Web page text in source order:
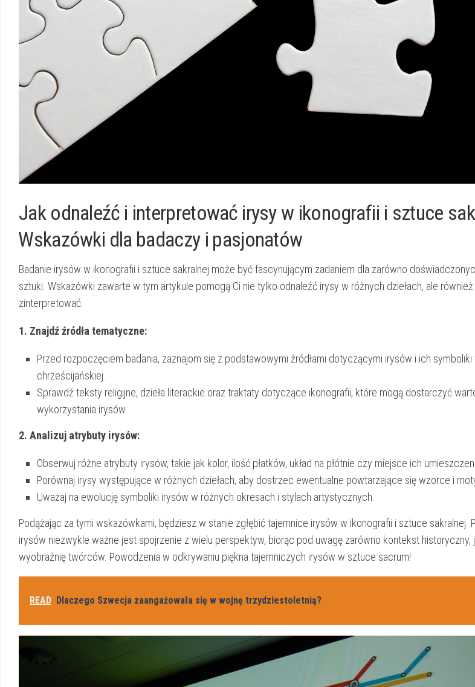
Jak odnaleźć⁤ i interpretować ⁤irysy w ikonografii i​ sztuce
⁢Wskazówki⁣ dla⁢ badaczy i ⁤pasjonatów
Badanie irysów w ikonografii i sztuce‌ sakralnej może ‌być fascynującym ⁢zadaniem⁣ dla zarówno
sztuki. Wskazówki‍ zawarte ⁣w tym artykule pomogą Ci nie tylko odnaleźć irysy‍ w różnych dziełach, ale⁤
zinterpretować.
1. Znajdź źródła tematyczne:
Przed rozpoczęciem badania, zaznajom się⁤ z podstawowymi ‌źródłami dotyczącymi irysów i ich symboliki
chrześcijańskiej.
Sprawdź teksty religijne, dzieła literackie oraz traktaty dotyczące ikonografii, które mogą dostarczyć
⁣wykorzystania irysów.
2. Analizuj atrybuty irysów:
Obserwuj różne atrybuty irysów, takie jak⁣ kolor, ⁣ilość ⁤płatków, układ na płótnie czy miejsce‍ ich
Porównaj irysy⁤ występujące w‌ różnych dziełach, aby dostrzec ewentualne powtarzające ​się⁤ wzorce i
Uważaj ​na⁢ ewolucję⁢ symboliki irysów⁣ w różnych okresach i stylach artystycznych.
Podążając za⁤ tymi ‍wskazówkami, będziesz​ w stanie zgłębić ‍tajemnice irysów⁣ w ikonografii⁢ i sztuce sakralnej.
irysów niezwykle ⁤ważne jest⁤ spojrzenie z ⁤wielu perspektyw, biorąc ⁢pod uwagę zarówno ⁢kontekst historyczny,
wyobraźnię ​twórców. Powodzenia w odkrywaniu‌ piękna ​tajemniczych⁣ irysów w sztuce ‍sacrum!
READ Dlaczego Szwecja zaangażowała się w wojnę trzydziestoletnią?